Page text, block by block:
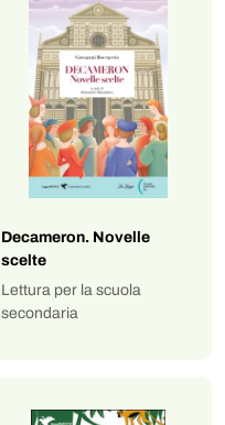
Decameron. Novelle
scelte
Lettura per la scuola
secondaria